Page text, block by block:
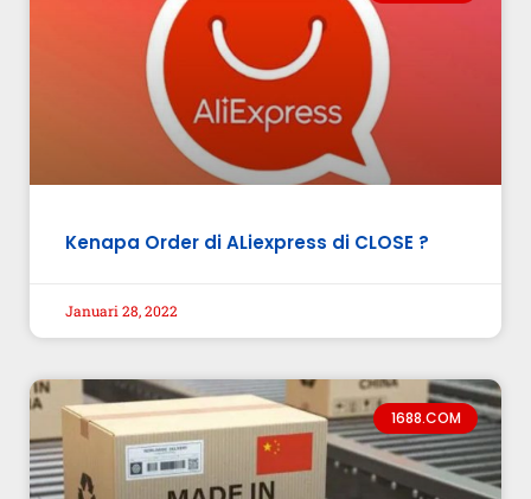
Kenapa Order di ALiexpress di CLOSE ?
Januari 28, 2022
1688.COM